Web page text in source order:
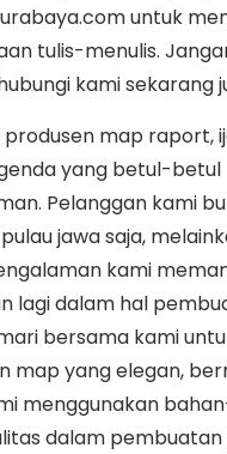
untuk
tulis-menulis.
kami sekarang
produsen map raport,
yang betul-betul
Pelanggan kami
jawa saja,
kami
lagi dalam hal
bersama kami
map yang elegan,
menggunakan
dalam